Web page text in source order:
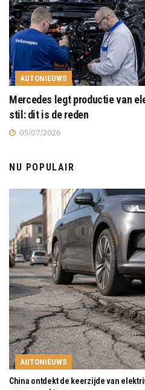
AUTONIEUWS
Mercedes legt productie van
stil: dit is de reden
05/07/2026
NU POPULAIR
AUTONIEUWS
China ontdekt de keerzijde van